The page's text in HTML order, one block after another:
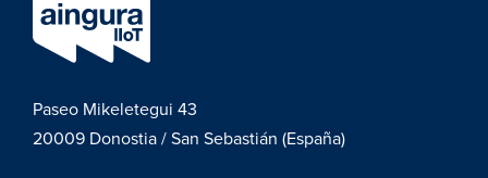
Paseo Mikeletegui 43
20009 Donostia / San Sebastián (España)